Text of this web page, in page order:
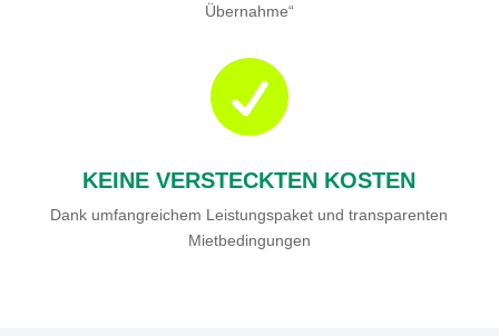
Übernahme“

KEINE VERSTECKTEN KOSTEN
Dank umfangreichem Leistungspaket und transparenten
Mietbedingungen